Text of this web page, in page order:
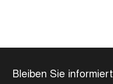
Bleiben Sie informiert